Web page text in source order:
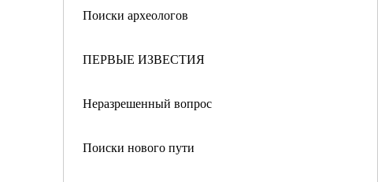
Поиски археологов
ПЕРВЫЕ ИЗВЕСТИЯ
Неразрешенный вопрос
Поиски нового пути